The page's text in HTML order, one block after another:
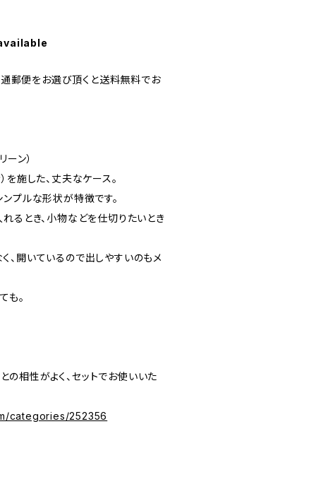
郵便をお選び頂くと送料無料でお
ン）
を施した、丈夫なケース。
プルな形状が特徴です。
るとき、小物などを仕切りたいとき
、開いているので出しやすいのもメ
も。
の相性がよく、セットでお使いいた
categories/252356